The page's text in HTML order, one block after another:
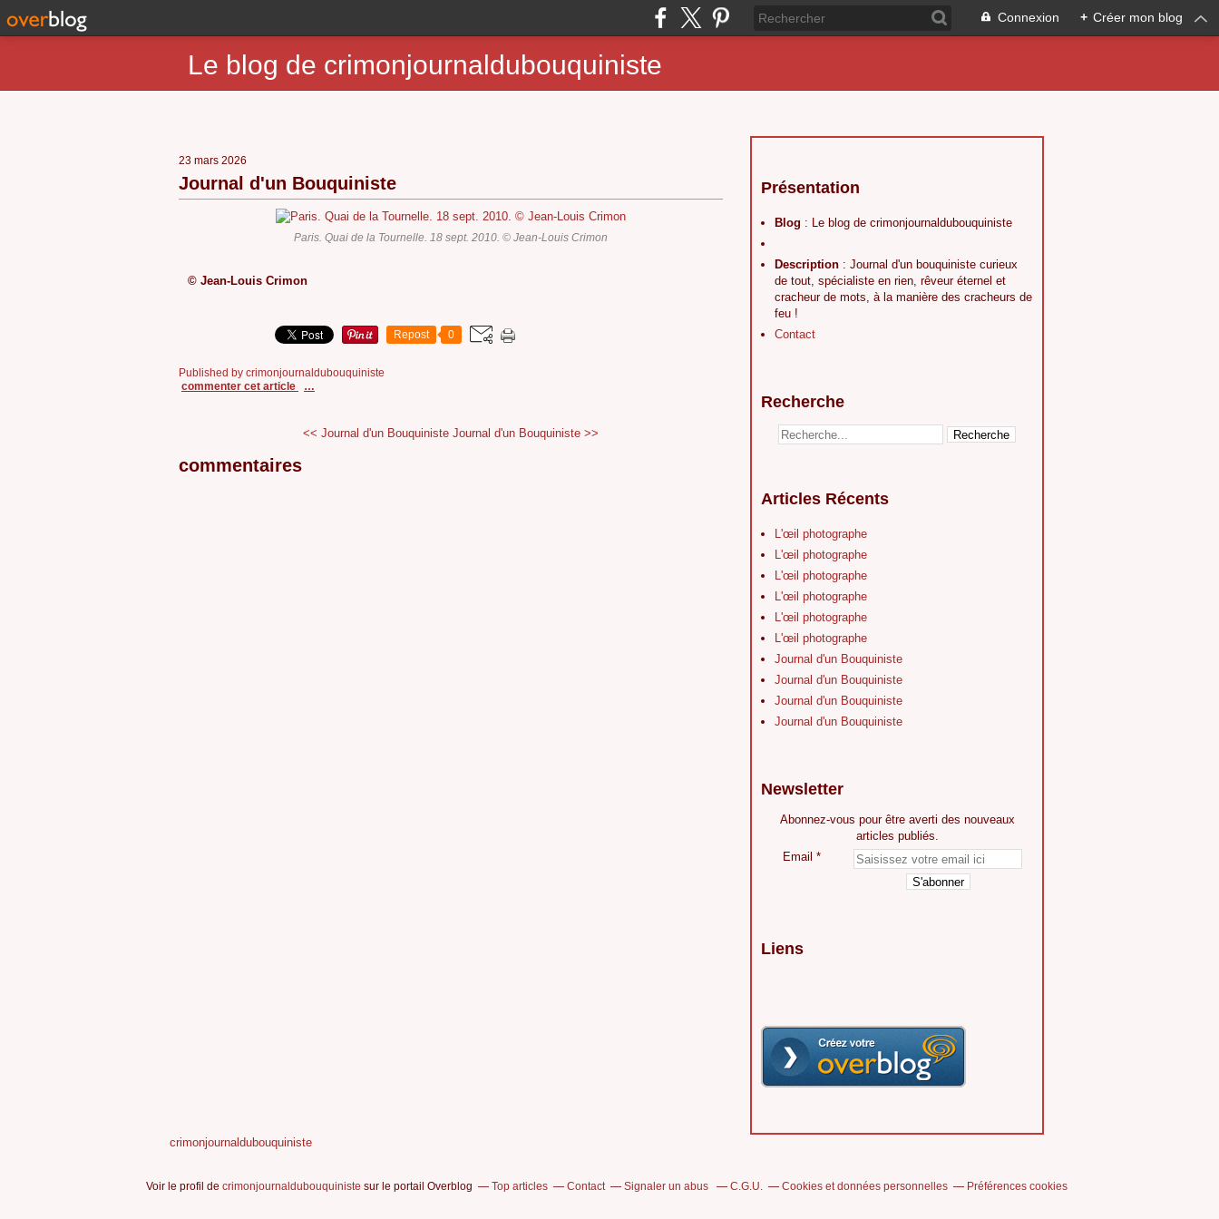
Connexion + Créer mon blog
Le blog de crimonjournaldubouquiniste
23 mars 2026
Journal d'un Bouquiniste
Paris. Quai de la Tournelle. 18 sept. 2010. © Jean-Louis Crimon
© Jean-Louis Crimon
Repost 0
Published by crimonjournaldubouquiniste
commenter cet article
…
<< Journal d'un Bouquiniste Journal d'un Bouquiniste >>
commentaires
Présentation
Blog : Le blog de crimonjournaldubouquiniste
Description : Journal d'un bouquiniste curieux
de tout, spécialiste en rien, rêveur éternel et
cracheur de mots, à la manière des cracheurs de
feu !
Contact
Recherche
Articles Récents
L'œil photographe
L'œil photographe
L'œil photographe
L'œil photographe
L'œil photographe
L'œil photographe
Journal d'un Bouquiniste
Journal d'un Bouquiniste
Journal d'un Bouquiniste
Journal d'un Bouquiniste
Newsletter
Abonnez-vous pour être averti des nouveaux
articles publiés.
Email
Liens
crimonjournaldubouquiniste
Voir le profil de crimonjournaldubouquiniste sur le portail Overblog Top articles Contact Signaler un abus C.G.U. Cookies et données personnelles Préférences cookies